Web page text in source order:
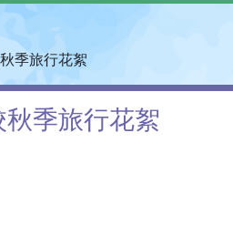
季旅行花絮
季旅行花絮